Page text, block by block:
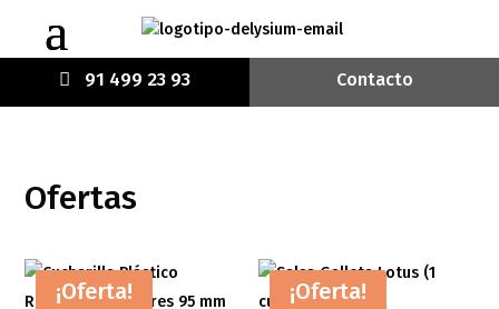
91 499 23 93 Contacto
Ofertas
¡Oferta! ¡Oferta!